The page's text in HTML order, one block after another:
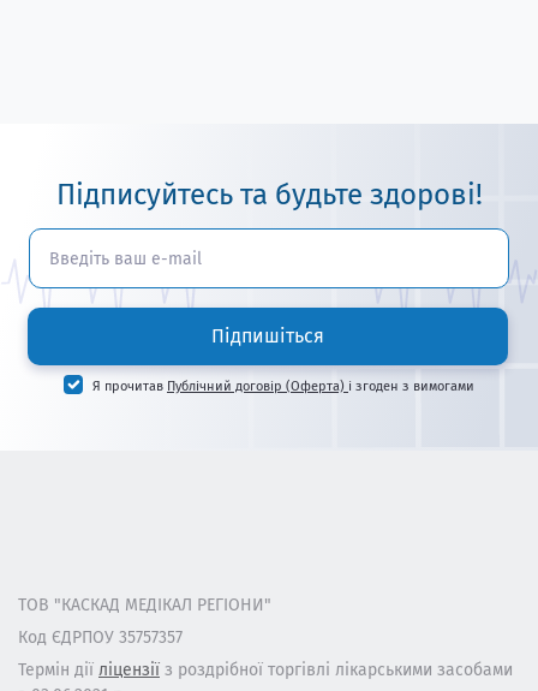
Підписуйтесь та будьте здорові!
Підпишіться
Я прочитав Публічний договір (Оферта) і згоден з вимогами
ТОВ "КАСКАД МЕДІКАЛ РЕГІОНИ"
Код ЄДРПОУ 35757357
Термін дії ліцензії з роздрібної торгівлі лікарськими засобами